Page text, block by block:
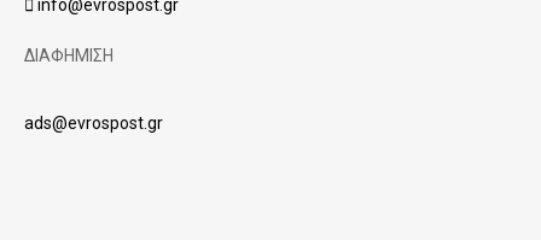
info@evrospost.gr
ΔΙΑΦΗΜΙΣΗ
ads@evrospost.gr